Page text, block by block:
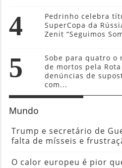
4
Pedrinho celebra
SuperCopa da
Zenit “Seguimos
5
Sobe para quatro o
de mortos pela Rota
denúncias de
com...
Mundo
Trump e secretário de
falta de mísseis e
O calor europeu é pior